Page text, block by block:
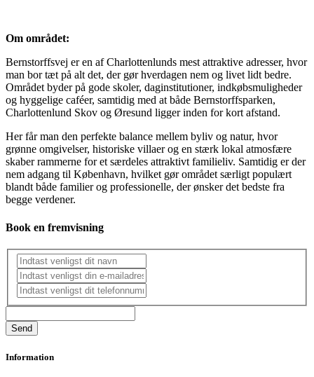
Om området:
Bernstorffsvej er en af Charlottenlunds mest attraktive adresser, hvor
man bor tæt på alt det, der gør hverdagen nem og livet lidt bedre.
Området byder på gode skoler, daginstitutioner, indkøbsmuligheder
og hyggelige caféer, samtidig med at både Bernstorffsparken,
Charlottenlund Skov og Øresund ligger inden for kort afstand.
Her får man den perfekte balance mellem byliv og natur, hvor
grønne omgivelser, historiske villaer og en stærk lokal atmosfære
skaber rammerne for et særdeles attraktivt familieliv. Samtidig er der
nem adgang til København, hvilket gør området særligt populært
blandt både familier og professionelle, der ønsker det bedste fra
begge verdener.
Book en fremvisning
Information